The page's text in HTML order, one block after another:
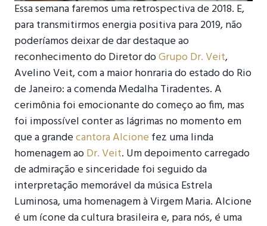
Essa semana faremos uma retrospectiva de 2018. E,
para transmitirmos energia positiva para 2019, não
poderíamos deixar de dar destaque ao
reconhecimento do Diretor doGrupo Dr. Veit,
Avelino Veit, com a maior honraria do estado do Rio
de Janeiro: a comenda Medalha Tiradentes. A
cerimônia foi emocionante do começo ao fim, mas
foi impossível conter as lágrimas no momento em
que a grandecantora Alcione fez uma linda
homenagem aoDr. Veit. Um depoimento carregado
de admiração e sinceridade foi seguido da
interpretação memorável da música Estrela
Luminosa, uma homenagem à Virgem Maria. Alcione
é um ícone da cultura brasileira e, para nós, é uma